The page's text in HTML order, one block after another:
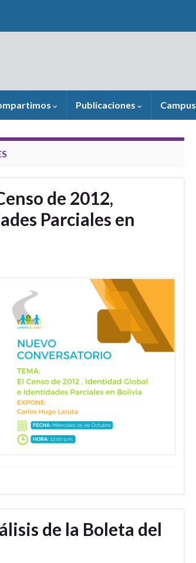
Publicaciones Campus
de 2012,
Parciales en
de la Boleta del